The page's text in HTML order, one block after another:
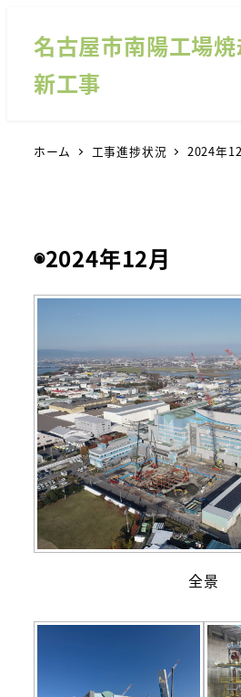
名古屋市南陽工場
新工事
ホーム 工事進捗状況 2024年
◉2024年12月
全景